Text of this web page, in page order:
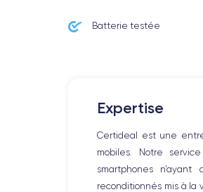
Batterie testée
Expertise
Certideal est une
mobiles. Notre
smartphones
reconditionnés mis à la